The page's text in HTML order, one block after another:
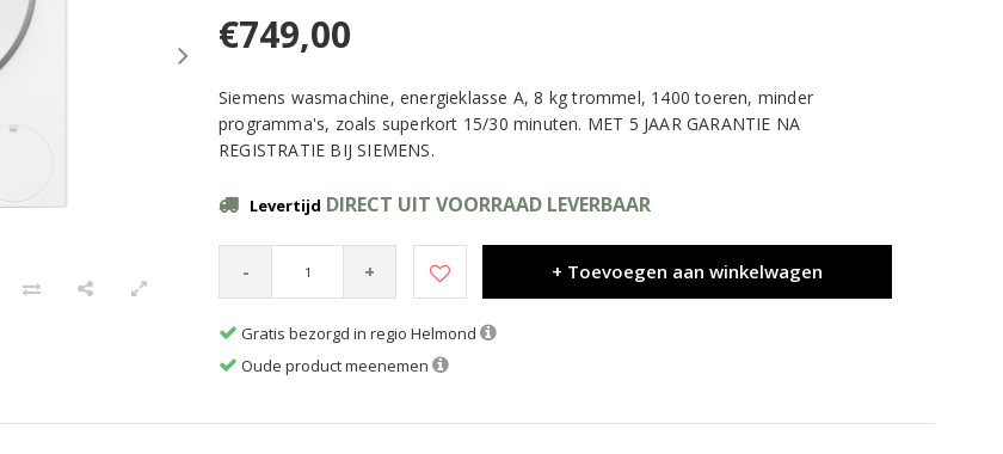
€749,00
Siemens wasmachine, energieklasse A, 8 kg trommel, 1400 toeren, minder
programma's, zoals superkort 15/30 minuten. MET 5 JAAR GARANTIE NA
REGISTRATIE BIJ SIEMENS.
Levertijd DIRECT UIT VOORRAAD LEVERBAAR
- + + Toevoegen aan winkelwagen
Gratis bezorgd in regio Helmond
Oude product meenemen